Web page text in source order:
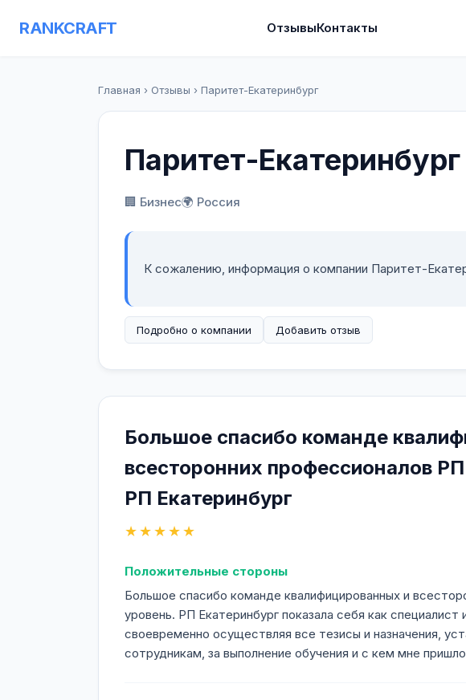
RANKCRAFT ОтзывыКонтакты
Главная › Отзывы › Паритет-Екатеринбург
Паритет-Екатеринбург
🏢 Бизнес🌍 Россия
К сожалению, информация о компании Паритет-
Подробно о компании Добавить отзыв
Большое спасибо команде
всесторонних профессионалов
РП Екатеринбург
★★★★★
Положительные стороны
Большое спасибо команде квалифицированных и
уровень. РП Екатеринбург показала себя как
своевременно осуществляя все тезисы и назначения,
сотрудникам, за выполнение обучения и с кем мне